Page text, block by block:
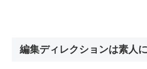
編集ディレクションは素人